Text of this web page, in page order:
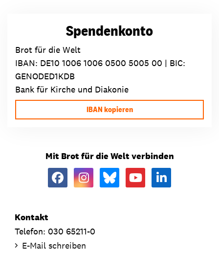
Spendenkonto
Brot für die Welt
IBAN: DE10 1006 1006 0500 5005 00 | BIC:
GENODED1KDB
Bank für Kirche und Diakonie
IBAN kopieren
Mit Brot für die Welt verbinden
Kontakt
Telefon: 030 65211-0
E-Mail schreiben